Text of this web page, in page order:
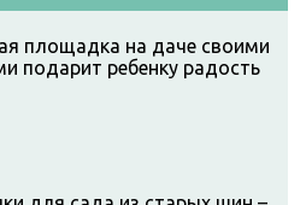
площадка на даче своими
подарит ребенку радость